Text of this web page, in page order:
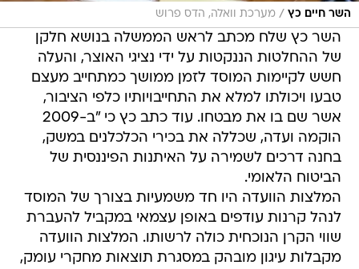
השר חיים כץ / מערכת וואלה, הדס פרוש
השר כץ שלח מכתב לראש הממשלה בנושא חלקן
של ההחלטות הננקטות על ידי נציגי האוצר, והעלה
חשש לקיימות המוסד לזמן ממושך כמתחייב מעצם
טבעו ויכולתו למלא את התחייבויותיו כלפי הציבור,
אשר שם בו את מבטחו. עוד כתב כץ כי "ב-2009
הוקמה ועדה, שכללה את בכירי הכלכלנים במשק,
בחנה דרכים לשמירה על האיתנות הפיננסית של
הביטוח הלאומי.
המלצות הוועדה היו חד משמעיות בצורך של המוסד
לנהל קרנות עודפים באופן עצמאי במקביל להעברת
שווי הקרן הנוכחית כולה לרשותו. המלצות הוועדה
מקבלות עיגון מובהק במסגרת תוצאות מחקרי עומק,